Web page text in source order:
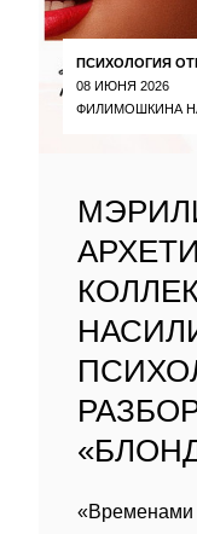
ПСИХОЛОГИЯ
08 ИЮНЯ 2026
ФИЛИМОШКИНА
«Временами